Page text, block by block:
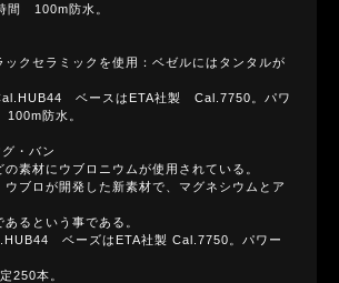
間 100m防水。
ックセラミックを使用：ベゼルにはタンタルが
ベースはETA社製 Cal.7750。パワ
100m防水。
・バン
素材にウブロニウムが使用されている。
ウブロが開発した新素材で、マグネシウムとア
るという事である。
ベーズはETA社製 Cal.7750。パワー
250本。